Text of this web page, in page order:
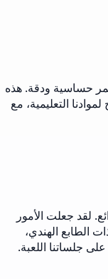
حساسية ودقة. هذه
التعليمية، مع
لقد جعلت الأمور
الطابع الهندي،
جلساتنا اللعبة.